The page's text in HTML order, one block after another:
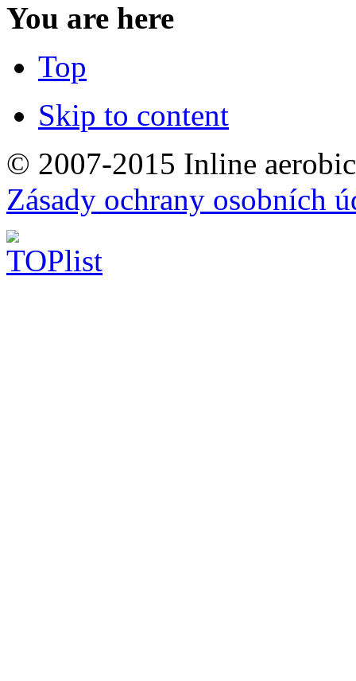
You are here
Top
Skip to content
© 2007-2015 Inline
Zásady ochrany osobních